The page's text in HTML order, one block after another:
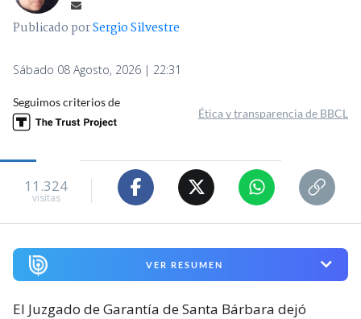
Publicado porSergio Silvestre
Sábado 08 Agosto, 2026 | 22:31
Seguimos criterios de
Ética y transparencia de BBCL
11.324
visitas
VER RESUMEN
El Juzgado de Garantía de Santa Bárbara dejó